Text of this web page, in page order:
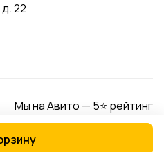
22
Мы на Авито — 5⭐ рейтинг